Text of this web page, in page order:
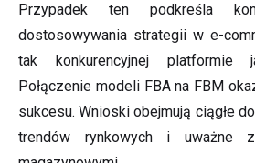
Przypadek ten podkreśla
dostosowywania strategii w e-
tak konkurencyjnej platformie
Połączenie modeli FBA na FBM
sukcesu. Wnioski obejmują ciągłe
trendów rynkowych i uważne